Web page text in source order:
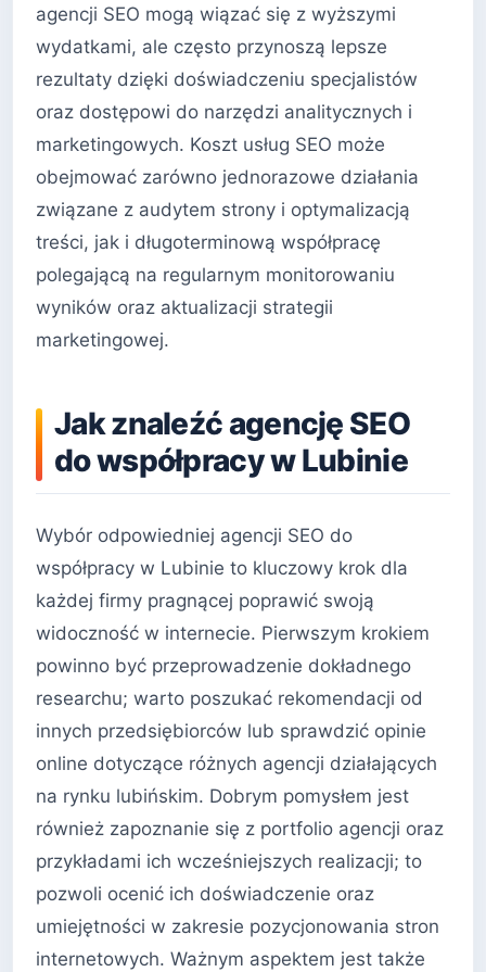
agencji SEO mogą wiązać się z wyższymi
wydatkami, ale często przynoszą lepsze
rezultaty dzięki doświadczeniu specjalistów
oraz dostępowi do narzędzi analitycznych i
marketingowych. Koszt usług SEO może
obejmować zarówno jednorazowe działania
związane z audytem strony i optymalizacją
treści, jak i długoterminową współpracę
polegającą na regularnym monitorowaniu
wyników oraz aktualizacji strategii
marketingowej.
Jak znaleźć agencję SEO
do współpracy w Lubinie
Wybór odpowiedniej agencji SEO do
współpracy w Lubinie to kluczowy krok dla
każdej firmy pragnącej poprawić swoją
widoczność w internecie. Pierwszym krokiem
powinno być przeprowadzenie dokładnego
researchu; warto poszukać rekomendacji od
innych przedsiębiorców lub sprawdzić opinie
online dotyczące różnych agencji działających
na rynku lubińskim. Dobrym pomysłem jest
również zapoznanie się z portfolio agencji oraz
przykładami ich wcześniejszych realizacji; to
pozwoli ocenić ich doświadczenie oraz
umiejętności w zakresie pozycjonowania stron
internetowych. Ważnym aspektem jest także